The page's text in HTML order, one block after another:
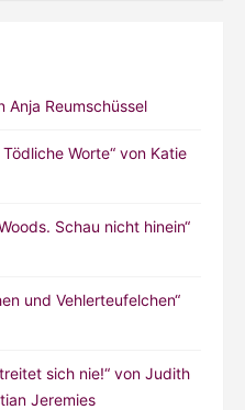
Anja Reumschüssel
Worte“ von Katie
Schau nicht hinein“
und Vehlerteufelchen“
sich nie!“ von Judith
Jeremies